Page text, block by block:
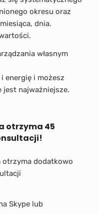
okresu oraz
dnia.
własnym
energię i możesz
jest najważniejsze.
otrzyma 45
otrzyma dodatkowo
Skype lub